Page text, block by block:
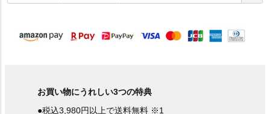
須
お買い物にうれしい3つの特典
●税込3,980円以上で送料無料 ※1